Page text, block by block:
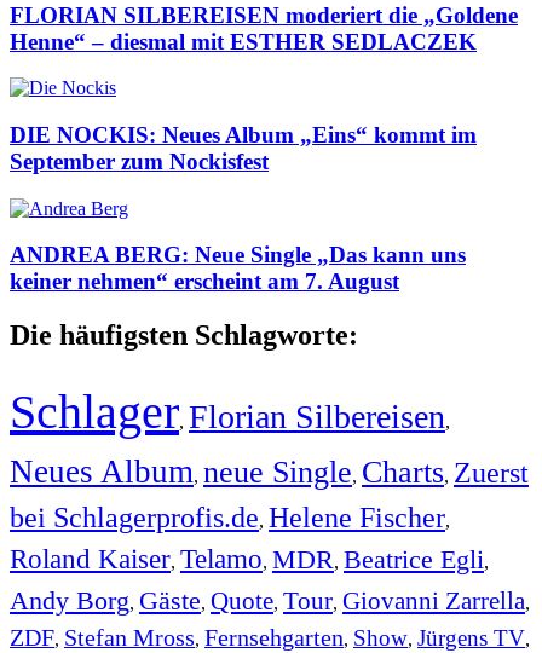
FLORIAN SILBEREISEN moderiert die „Goldene
Henne“ – diesmal mit ESTHER SEDLACZEK
DIE NOCKIS: Neues Album „Eins“ kommt im
September zum Nockisfest
ANDREA BERG: Neue Single „Das kann uns
keiner nehmen“ erscheint am 7. August
Die häufigsten Schlagworte:
Schlager, Florian Silbereisen,
Neues Album, neue Single, Charts, Zuerst
bei Schlagerprofis.de, Helene Fischer,
Roland Kaiser, Telamo, MDR, Beatrice Egli,
Andy Borg, Gäste, Quote, Tour, Giovanni Zarrella,
ZDF, Stefan Mross, Fernsehgarten, Show, Jürgens TV,